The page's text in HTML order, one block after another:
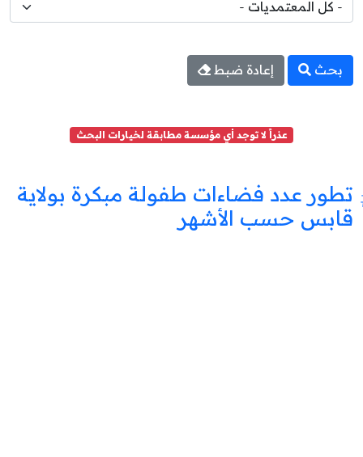
بحث إعادة ضبط
عذراً لا توجد أي مؤسسة مطابقة لخيارات البحث
تطور عدد فضاءات طفولة مبكرة بولاية
قابس حسب الأشهر